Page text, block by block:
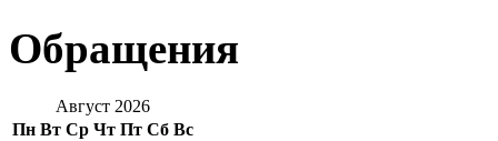
Обращения
Август 2026
Пн Вт Ср Чт Пт Сб Вс